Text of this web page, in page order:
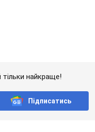
найкраще!
Підписатись